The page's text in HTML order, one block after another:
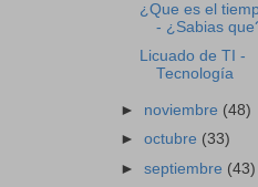
¿Que es el
- ¿Sabias
Licuado de TI -
Tecnología
► noviembre (48)
►octubre (33)
►septiembre (43)